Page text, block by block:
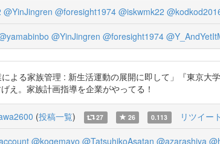
@YinJingren @foresight1974 @iskwmk22
@YinJingren @foresight1974
よる家族管理 : 新生活運動の展開に即して」『東京
え。家族計画指導を企業がやってる！
(投稿一覧) 27 26 0.113 リツイー
@kogemayo @TatsuhikoAsatan @azarashiya